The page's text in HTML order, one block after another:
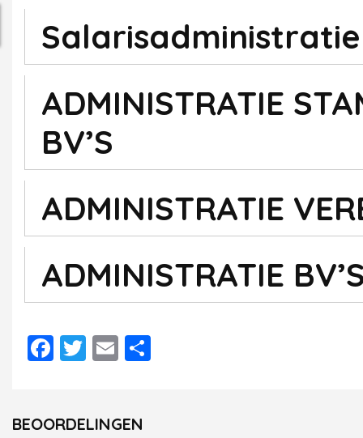
Salarisadministratie
ADMINISTRATIE
BV’S
ADMINISTRATIE
ADMINISTRATIE
Facebook
Twitter
Email
BEOORDELINGEN